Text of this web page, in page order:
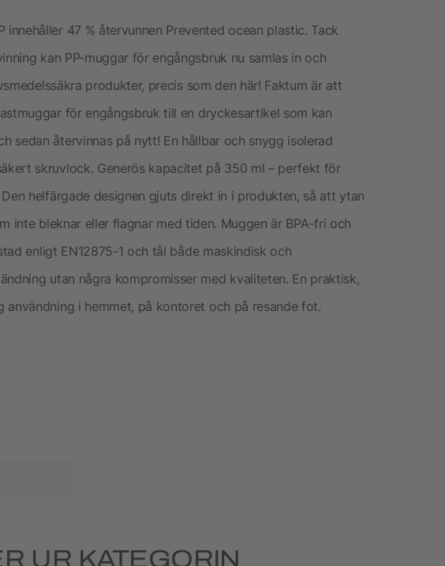
innehåller 47 % återvunnen Prevented ocean plastic. Tack
kan PP-muggar för engångsbruk nu samlas in och
produkter, precis som den här! Faktum är att
för engångsbruk till en dryckesartikel som kan
sedan återvinnas på nytt! En hållbar och snygg isolerad
skruvlock. Generös kapacitet på 350 ml – perfekt för
helfärgade designen gjuts direkt in i produkten, så att ytan
inte bleknar eller flagnar med tiden. Muggen är BPA-fri och
enligt EN12875-1 och tål både maskindisk och
utan några kompromisser med kvaliteten. En praktisk,
användning i hemmet, på kontoret och på resande fot.
UR KATEGORIN